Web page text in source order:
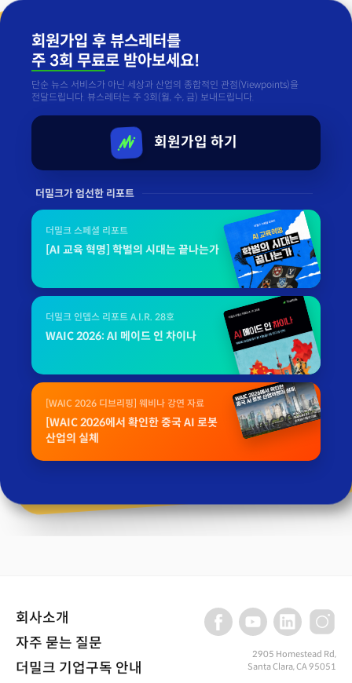
회원가입 후 뷰스레터를
주 3회 무료로 받아보세요!
단순 뉴스 서비스가 아닌 세상과 산업의 종합적인 관점(Viewpoints)을
전달드립니다. 뷰스레터는 주 3회(월, 수, 금) 보내드립니다.
회원가입 하기
더밀크가 엄선한 리포트
더밀크 스페셜 리포트
[AI 교육 혁명] 학벌의 시대는 끝나는가
더밀크 인뎁스 리포트 A.I.R. 28호
WAIC 2026: AI 메이드 인 차이나
[WAIC 2026 디브리핑] 웨비나 강연 자료
[WAIC 2026에서 확인한 중국 AI 로봇
산업의 실체
회사소개
자주 묻는 질문
더밀크 기업구독 안내
2905 Homestead Rd,
Santa Clara, CA 95051